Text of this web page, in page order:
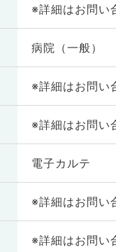
※詳細はお問い
病院（一般）
※詳細はお問い
※詳細はお問い
電子カルテ
※詳細はお問い
※詳細はお問い